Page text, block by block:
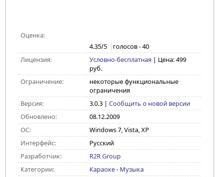
Оценка:
4.35/5 голосов -40
Лицензия:
Условно-бесплатная | Цена: 499
руб.
Ограничение:
некоторые функциональные
ограничения
Версия:
3.0.3| Сообщить о новой версии
Обновлено:
08.12.2009
ОС:
Windows 7, Vista, XP
Интерфейс:
Русский
Разработчик:
R2R Group
Категории:
Караоке- Музыка